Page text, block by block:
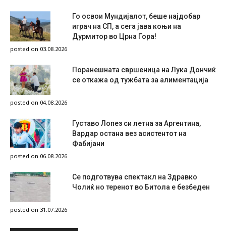
Го освои Мундијалот, беше најдобар
играч на СП, а сега јава коњи на
Дурмитор во Црна Гора!
posted on 03.08.2026
Поранешната свршеница на Лука Дончиќ
се откажа од тужбата за алиментација
posted on 04.08.2026
Густаво Лопез си летна за Аргентина,
Вардар остана вез асистентот на
Фабијани
posted on 06.08.2026
Се подготвува спектакл на Здравко
Чолиќ но теренот во Битола е безбеден
posted on 31.07.2026